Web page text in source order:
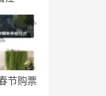
节购票